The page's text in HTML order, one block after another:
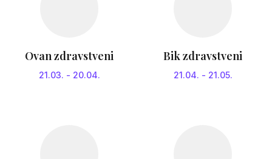
Ovan zdravstveni
21.03. - 20.04.
Bik zdravstveni
21.04. - 21.05.